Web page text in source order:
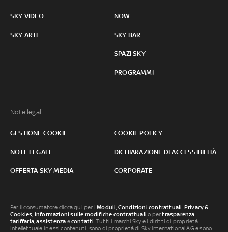
SKY VIDEO
SKY ARTE
NOW
SKY BAR
SPAZI SKY
PROGRAMMI
Note legali:
GESTIONE COOKIE COOKIE POLICY
NOTE LEGALI DICHIARAZIONE DI ACCESSIBILITÀ
OFFERTA SKY MEDIA CORPORATE
Per il consumatore clicca qui per iModuli, Condizioni contrattuali Privacy &
Cookies informazioni sulle modifiche contrattuali o pertrasparenza
tariffaria ,assistenza econtatti . Tutti i marchi Sky e i diritti di proprietà
intellettuale in essi contenuti, sono di proprietà di Sky international AG e sono